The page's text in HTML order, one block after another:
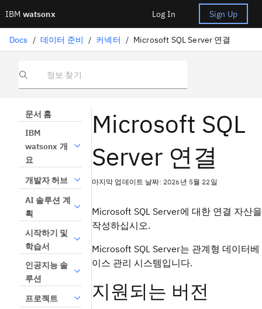
IBM watsonx Log In Sign Up
Docs / 데이터 준비 / 커넥터 / Microsoft SQL Server 연결
정보 찾기
문서 홈
IBM
watsonx 개
요
개발자 허브
AI 솔루션 계
획
시작하기 및
학습서
인공지능 솔
루션
프로젝트
Microsoft SQL
Server 연결
마지막 업데이트 날짜: 2026년 5월 22일
Microsoft SQL Server에 대한 연결 자산을
작성하십시오.
Microsoft SQL Server는 관계형 데이터베
이스 관리 시스템입니다.
지원되는 버전